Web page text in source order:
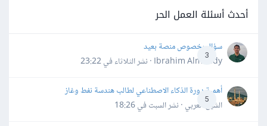
أحدث أسئلة العمل الحر
3
سؤال بخصوص منصة بعيد
Ibrahim Almahdy · نشر
الثلاثاء في 23:22
5
أهمية دورة الذكاء الاصطناعي لطالب هندسة نفط وغاز
الشيخ العربي · نشرالسبت في 18:26